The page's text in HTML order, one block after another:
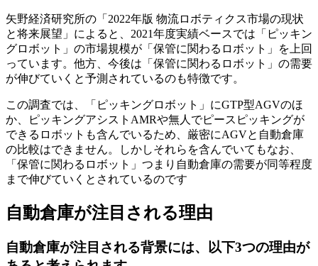
矢野経済研究所の「2022年版 物流ロボティクス市場の現状
と将来展望」によると、2021年度実績ベースでは「ピッキン
グロボット」の市場規模が「保管に関わるロボット」を上回
っています。他方、今後は「保管に関わるロボット」の需要
が伸びていくと予測されているのも特徴です。
この調査では、「ピッキングロボット」にGTP型AGVのほ
か、ピッキングアシストAMRや無人でピースピッキングが
できるロボットも含んでいるため、厳密にAGVと自動倉庫
の比較はできません。しかしそれらを含んでいてもなお、
「保管に関わるロボット」つまり自動倉庫の需要が同等程度
まで伸びていくとされているのです
自動倉庫が注目される理由
自動倉庫が注目される背景には、以下3つの理由が